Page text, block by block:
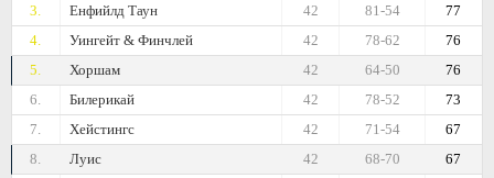
3.
Енфийлд Таун 77
81-54
42
4.
Уингейт & Финчлей 76
78-62
42
5.
Хоршам 76
64-50
42
6.
Билерикай 73
78-52
42
7.
Хейстингс 67
71-54
42
8.
Луис 67
68-70
42